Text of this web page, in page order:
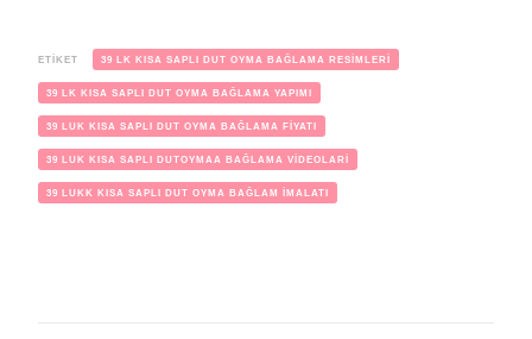
ETIKET 39 LK KISA SAPLI DUT OYMA BAĞLAMA RESİMLERİ
39 LK KISA SAPLI DUT OYMA BAĞLAMA YAPIMI
39 LUK KISA SAPLI DUT OYMA BAĞLAMA FİYATI
39 LUK KISA SAPLI DUTOYMAA BAĞLAMA VİDEOLARİ
39 LUKK KISA SAPLI DUT OYMA BAĞLAM İMALATI